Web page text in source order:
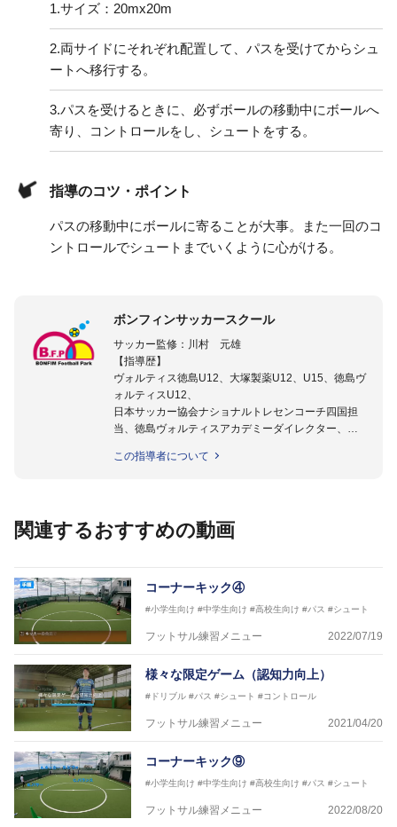
1.サイズ：20mx20m
2.両サイドにそれぞれ配置して、パスを受けてからシュ
ートへ移行する。
3.パスを受けるときに、必ずボールの移動中にボールへ
寄り、コントロールをし、シュートをする。
指導のコツ・ポイント
パスの移動中にボールに寄ることが大事。また一回のコ
ントロールでシュートまでいくように心がける。
ボンフィンサッカースクール
サッカー監修：川村 元雄
【指導歴】
ヴォルティス徳島U12、大塚製薬U12、U15、徳島ヴ
ォルティスU12、
日本サッカー協会ナショナルトレセンコーチ四国担
当、徳島ヴォルティスアカデミーダイレクター、
日本サッカー協会公認B級養成講習会インストラクタ
協会公認キッズリーダーチーフインストラクター
【指導歴】
FリーグU23選抜監督、ミャンマー女子フットサル代
表監督
日本サッカー協会フットサルインストラクター、AFC
（アジアサッカー連盟）フットサルインストラクター
【資格】
JFA公認A級コーチジェネラルライセンス・JFA公認フ
ットサルB級コーチライセンス
横山 哲久
【指導歴】
ASV ペスカドーラ町田 監督、FC VIGORE 監督
【資格】
協会公認フットサルB級ライセンス
この指導者について
関連するおすすめの動画
コーナーキック④
#小学生向け #中学生向け #高校生向け #パス #シュート
フットサル練習メニュー 2022/07/19
様々な限定ゲーム（認知力向上）
#ドリブル #パス #シュート #コントロール
フットサル練習メニュー 2021/04/20
コーナーキック⑨
#小学生向け #中学生向け #高校生向け #パス #シュート
フットサル練習メニュー 2022/08/20